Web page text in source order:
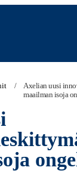
/
Axelian uusi
maailman isoja